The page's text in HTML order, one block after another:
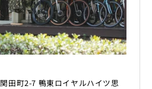
田町2-7 鴨東ロイヤルハイツ思